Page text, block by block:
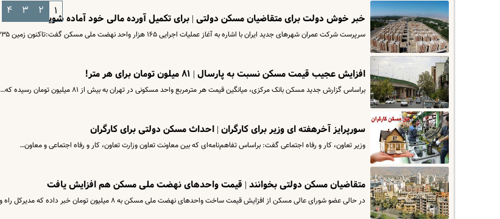
خبر خوش دولت برای متقاضیان مسکن دولتی | برای تکمیل آورده مالی خود آماده شوید
سرپرست شرکت عمران شهرهای جدید ایران با اشاره به آغاز عملیات اجرایی ۱۶۵ هزار واحد نهضت ملی مسکن گفت:‌تاکنون زمین ۳۳۵…
افزایش عجیب قیمت مسکن نسبت به پارسال | ۸۱ میلون تومان برای هر متر!
براساس گزارش جدید مسکن بانک مرکزی، میانگین قیمت هر مترمربع واحد مسکونی در تهران به بیش از ۸۱ میلیون تومان رسیده که…
سورپرایز آخرهفته ای وزیر برای کارگران | احداث مسکن دولتی برای کارگران
وزیر تعاون، کار و رفاه اجتماعی گفت: براساس تفاهم‌نامه‌ای که بین معاونت تعاون وزارت تعاون، کار و رفاه اجتماعی و معاون…
متقاضیان مسکن دولتی بخوانند | قیمت واحدهای نهضت ملی مسکن هم افزایش یافت
در حالی عضو شورای عالی مسکن از افزایش قیمت ساخت واحدهای نهضت ملی مسکن به ۸ میلیون تومان خبر داده که مدیرکل راه و…
۱ ۲ ۳ ۴